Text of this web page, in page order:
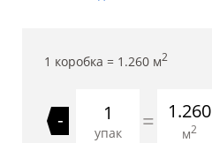
1 коробка = 1.260 м2
-
упак = 1.260
м2